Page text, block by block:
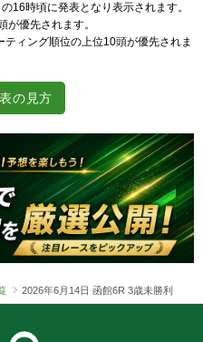
16時頃に発表となり表示されます。
優先されます。
ィング順位の上位10頭が優先されま
の見方
2026年6月14日 函館6R 3歳未勝利